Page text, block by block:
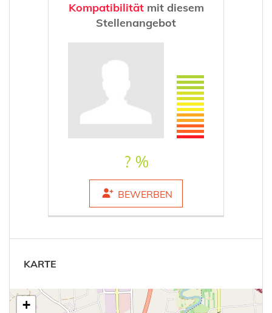
Kompatibilitätmit diesem
Stellenangebot
? %
BEWERBEN
KARTE
+